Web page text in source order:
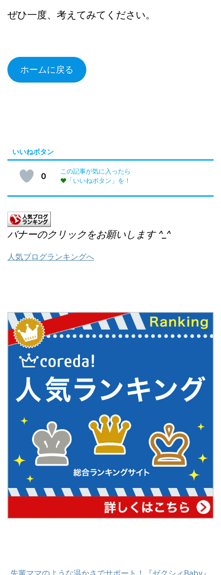
ぜひ一度、考えてみてください。
ホームに戻る
いいねボタン
0
この記事が気に入ったら
♥ 「いいねボタン」を！
バナーのクリックをお願いします ^_^
人気ブログランキングへ